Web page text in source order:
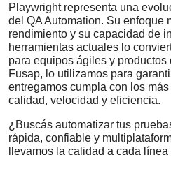
Playwright representa una
del QA Automation. Su enfoque
rendimiento y su capacidad de
herramientas actuales lo
para equipos ágiles y
Fusap, lo utilizamos para
entregamos cumpla con los
calidad, velocidad y eficiencia.
¿Buscás automatizar tus
rápida, confiable y
llevamos la calidad a cada